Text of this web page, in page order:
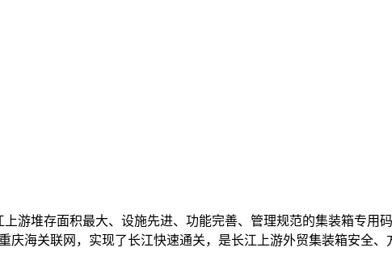
堆存面积最大、设施先进、功能完善、管理规范的集装箱专用
海关联网，实现了长江快速通关，是长江上游外贸集装箱安全、